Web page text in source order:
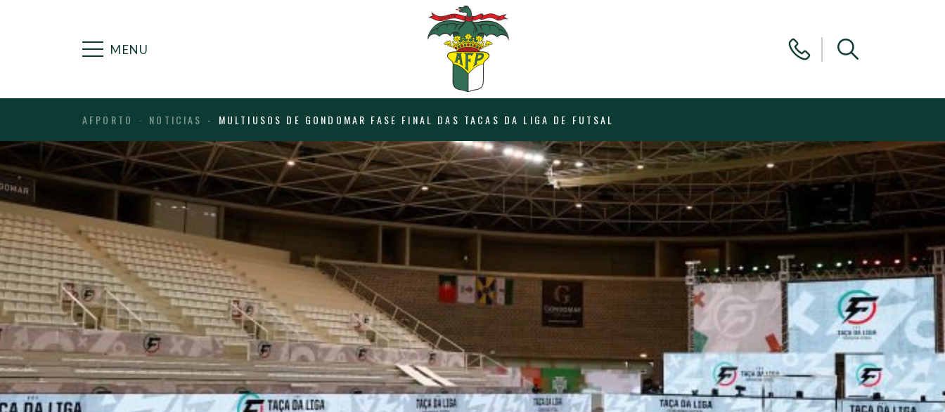
MENU
AFPORTO NOTICIAS MULTIUSOS DE GONDOMAR FASE FINAL DAS TACAS DA LIGA DE FUTSAL